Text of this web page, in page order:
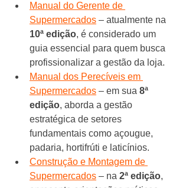
Manual do Gerente de
Supermercados – atualmente na
10ª edição, é considerado um
guia essencial para quem busca
profissionalizar a gestão da loja.
Manual dos Perecíveis em
Supermercados – em sua 8ª
edição, aborda a gestão
estratégica de setores
fundamentais como açougue,
padaria, hortifrúti e laticínios.
Construção e Montagem de
Supermercados – na 2ª edição,